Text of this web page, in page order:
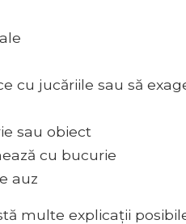
cu jucăriile sau să
sau obiect
cu bucurie
auz
multe explicații